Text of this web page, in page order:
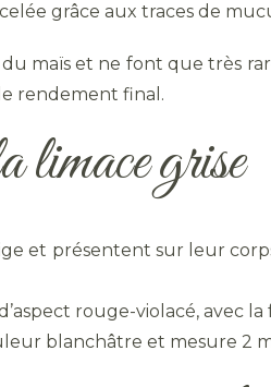
grâce aux traces de
maïs et ne font que très
rendement final.
grise
et présentent sur leur
rouge-violacé, avec
blanchâtre et mesure 2